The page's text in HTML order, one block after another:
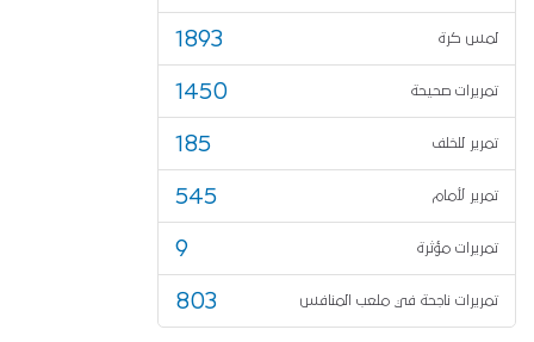
لمس كرة 1893
تمريرات صحيحة 1450
تمرير للخلف 185
تمرير لأمام 545
تمريرات مؤثرة 9
تمريرات ناجحة في ملعب المنافس 803